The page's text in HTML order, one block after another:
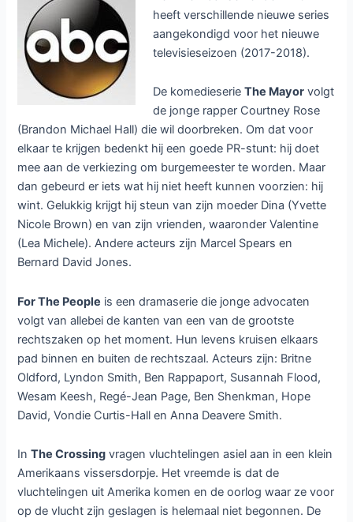
heeft verschillende nieuwe series
aangekondigd voor het nieuwe
televisieseizoen (2017-2018).
De komedieserieThe Mayor volgt
de jonge rapper Courtney Rose
(Brandon Michael Hall) die wil doorbreken. Om dat voor
elkaar te krijgen bedenkt hij een goede PR-stunt: hij doet
mee aan de verkiezing om burgemeester te worden. Maar
dan gebeurd er iets wat hij niet heeft kunnen voorzien: hij
wint. Gelukkig krijgt hij steun van zijn moeder Dina (Yvette
Nicole Brown) en van zijn vrienden, waaronder Valentine
(Lea Michele). Andere acteurs zijn Marcel Spears en
Bernard David Jones.
For The People is een dramaserie die jonge advocaten
volgt van allebei de kanten van een van de grootste
rechtszaken op het moment. Hun levens kruisen elkaars
pad binnen en buiten de rechtszaal. Acteurs zijn: Britne
Oldford, Lyndon Smith, Ben Rappaport, Susannah Flood,
Wesam Keesh, Regé-Jean Page, Ben Shenkman, Hope
David, Vondie Curtis-Hall en Anna Deavere Smith.
InThe Crossing vragen vluchtelingen asiel aan in een klein
Amerikaans vissersdorpje. Het vreemde is dat de
vluchtelingen uit Amerika komen en de oorlog waar ze voor
op de vlucht zijn geslagen is helemaal niet begonnen. De